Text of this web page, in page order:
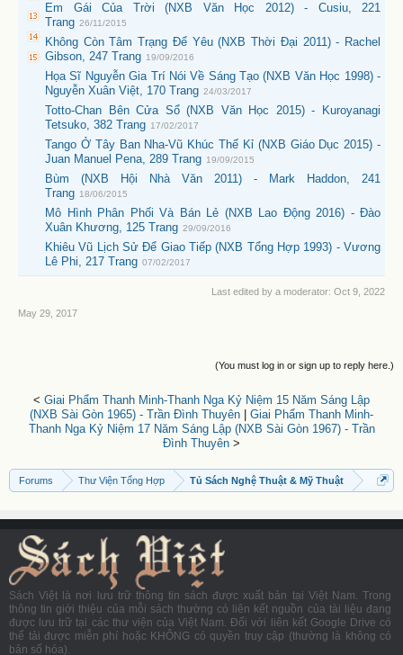
Em Gái Của Trời (NXB Văn Học 2012) - Cusiu, 221
Trang 26/11/2015
Không Còn Tâm Trạng Để Yêu (NXB Thời Đại 2011) - Rachel
Gibson, 247 Trang 19/09/2016
Họa Sĩ Nguyễn Gia Trí Nói Về Sáng Tạo (NXB Văn Học 1998) -
Nguyễn Xuân Việt, 170 Trang 24/03/2017
Totto-Chan Bên Cửa Sổ (NXB Văn Học 2015) - Kuroyanagi
Tetsuko, 382 Trang 17/02/2017
Tango Ở Tây Ban Nha-Vũ Khúc Thế Kỉ (NXB Giáo Dục 2015) -
Juan Manuel Pena, 289 Trang 19/09/2015
Bùm (NXB Hội Nhà Văn 2011) - Mark Haddon, 241
Trang 18/06/2015
Mô Hình Phân Phối Và Bán Lẻ (NXB Lao Động 2016) - Đào
Xuân Khương, 125 Trang 29/09/2016
Khiêu Vũ Lịch Sử Để Giao Tiếp (NXB Tổng Hợp 1993) - Vương
Lê Phi, 217 Trang 07/02/2017
Last edited by a moderator: Oct 9, 2022
May 29, 2017
(You must log in or sign up to reply here.)
< Giai Phẩm Thanh Minh-Thanh Nga Kỷ Niệm 15 Năm Sáng Lập
(NXB Sài Gòn 1965) - Trần Đình Thuyên
Giai Phẩm Thanh Minh-
Thanh Nga Kỷ Niệm 17 Năm Sáng Lập (NXB Sài Gòn 1967) - Trần
Đình Thuyên >
Forums Thư Viện Tổng Hợp Tủ Sách Nghệ Thuật & Mỹ Thuật
Sách Việt là nơi lưu trữ thông tin sách được xuất bản tại Việt Nam. Trong
thông tin giới thiệu của mỗi sách thường có liên kết nguồn của tài liệu đang
được lưu trữ tại các thư viện của Việt Nam. Đối với liên kết Google Drive có
thể tải được miễn phí hoặc KHÔNG có quyền truy cập (thường là không có
bản số hóa).